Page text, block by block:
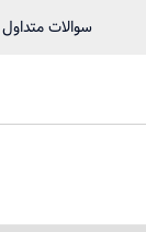
سوالات متداول